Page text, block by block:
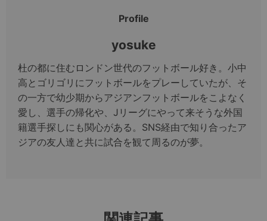
Profile
yosuke
杜の都に住むロンドン世代のフットボール好き。小中
高とゴリゴリにフットボールをプレーしていたが、そ
の一方で幼少期からアジアンフットボールをこよなく
愛し、選手の帰化や、Jリーグにやって来そうな外国
籍選手探しにも関心がある。SNS経由で知り合ったア
ジアの友人達と共に試合を観て周るのが夢。